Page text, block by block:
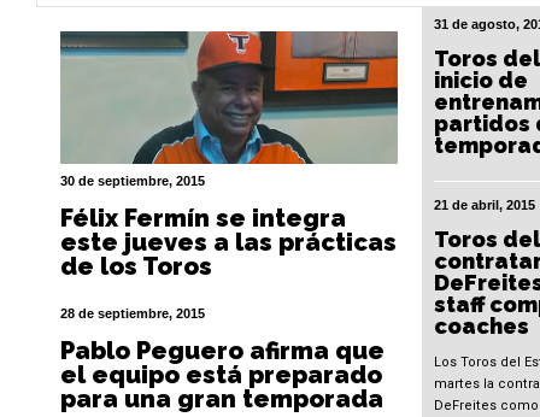
30 de septiembre, 2015
Félix Fermín se integra
este jueves a las prácticas
de los Toros
28 de septiembre, 2015
Pablo Peguero afirma que
el equipo está preparado
para una gran temporada
31 de agosto,
Toros
inicio de
partidos
21 de abril, 2015
Toros
staff
coaches
Los Toros del
martes la
DeFreites